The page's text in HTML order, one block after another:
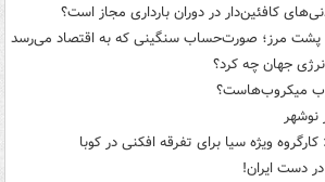
کافئین‌دار در دوران بارداری مجاز است؟
پشت مرز؛ صورت‌حساب سنگینی که به اقتصاد می‌رسد
جهان چه کرد؟
میکروب‌هاست؟
ویژه سیا برای تفرقه افکنی در کوبا
دست ایران!